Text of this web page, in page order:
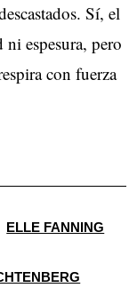
Sí, el
espesura, pero
con fuerza
ELLE FANNING